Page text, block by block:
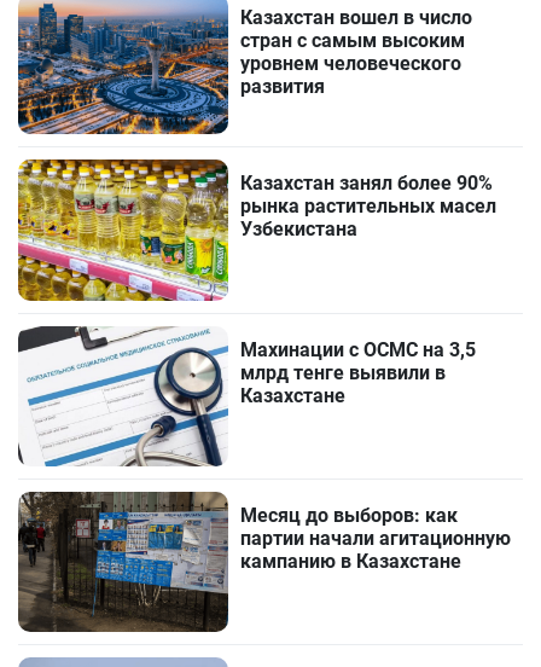
Казахстан вошел в число
стран с самым высоким
уровнем человеческого
развития
Казахстан занял более 90%
рынка растительных масел
Узбекистана
Махинации с ОСМС на 3,5
млрд тенге выявили в
Казахстане
Месяц до выборов: как
партии начали агитационную
кампанию в Казахстане